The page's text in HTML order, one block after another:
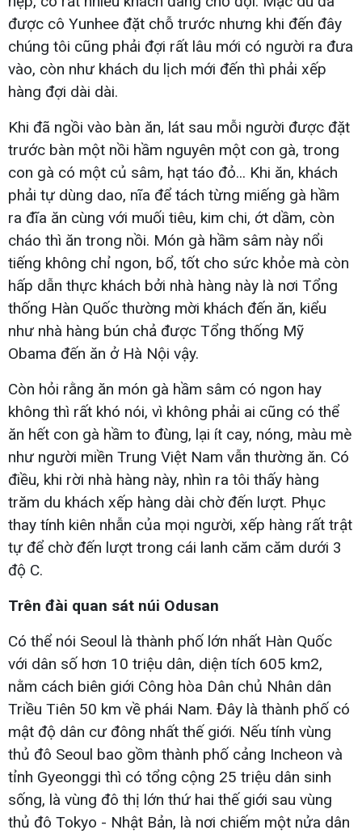
được cô Yunhee đặt chỗ trước nhưng khi đến đây
chúng tôi cũng phải đợi rất lâu mới có người ra đưa
vào, còn như khách du lịch mới đến thì phải xếp
hàng đợi dài dài.
Khi đã ngồi vào bàn ăn, lát sau mỗi người được đặt
trước bàn một nồi hầm nguyên một con gà, trong
con gà có một củ sâm, hạt táo đỏ... Khi ăn, khách
phải tự dùng dao, nĩa để tách từng miếng gà hầm
ra đĩa ăn cùng với muối tiêu, kim chi, ớt dầm, còn
cháo thì ăn trong nồi. Món gà hầm sâm này nổi
tiếng không chỉ ngon, bổ, tốt cho sức khỏe mà còn
hấp dẫn thực khách bởi nhà hàng này là nơi Tổng
thống Hàn Quốc thường mời khách đến ăn, kiểu
như nhà hàng bún chả được Tổng thống Mỹ
Obama đến ăn ở Hà Nội vậy.
Còn hỏi rằng ăn món gà hầm sâm có ngon hay
không thì rất khó nói, vì không phải ai cũng có thể
ăn hết con gà hầm to đùng, lại ít cay, nóng, màu mè
như người miền Trung Việt Nam vẫn thường ăn. Có
điều, khi rời nhà hàng này, nhìn ra tôi thấy hàng
trăm du khách xếp hàng dài chờ đến lượt. Phục
thay tính kiên nhẫn của mọi người, xếp hàng rất trật
tự để chờ đến lượt trong cái lanh căm căm dưới 3
độ C.
Trên đài quan sát núi Odusan
Có thể nói Seoul là thành phố lớn nhất Hàn Quốc
với dân số hơn 10 triệu dân, diện tích 605 km2,
nằm cách biên giới Công hòa Dân chủ Nhân dân
Triều Tiên 50 km về phái Nam. Đây là thành phố có
mật độ dân cư đông nhất thế giới. Nếu tính vùng
thủ đô Seoul bao gồm thành phố cảng Incheon và
tỉnh Gyeonggi thì có tổng cộng 25 triệu dân sinh
sống, là vùng đô thị lớn thứ hai thế giới sau vùng
thủ đô Tokyo - Nhật Bản, là nơi chiếm một nửa dân